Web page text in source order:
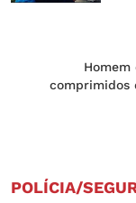
comprimidos
POLÍCIA/